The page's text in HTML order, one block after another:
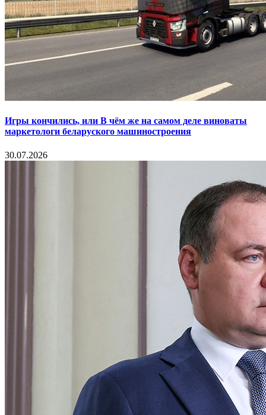
Игры кончились, или В чём же на самом деле виноваты
маркетологи беларуского машиностроения
30.07.2026